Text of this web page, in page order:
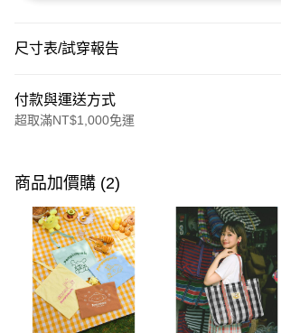
尺寸表/試穿報告
付款與運送方式
超取滿NT$1,000免運
信用卡一次付款
購物金
超商取貨付款
LINE Pay
街口支付
商品加價購 (2)